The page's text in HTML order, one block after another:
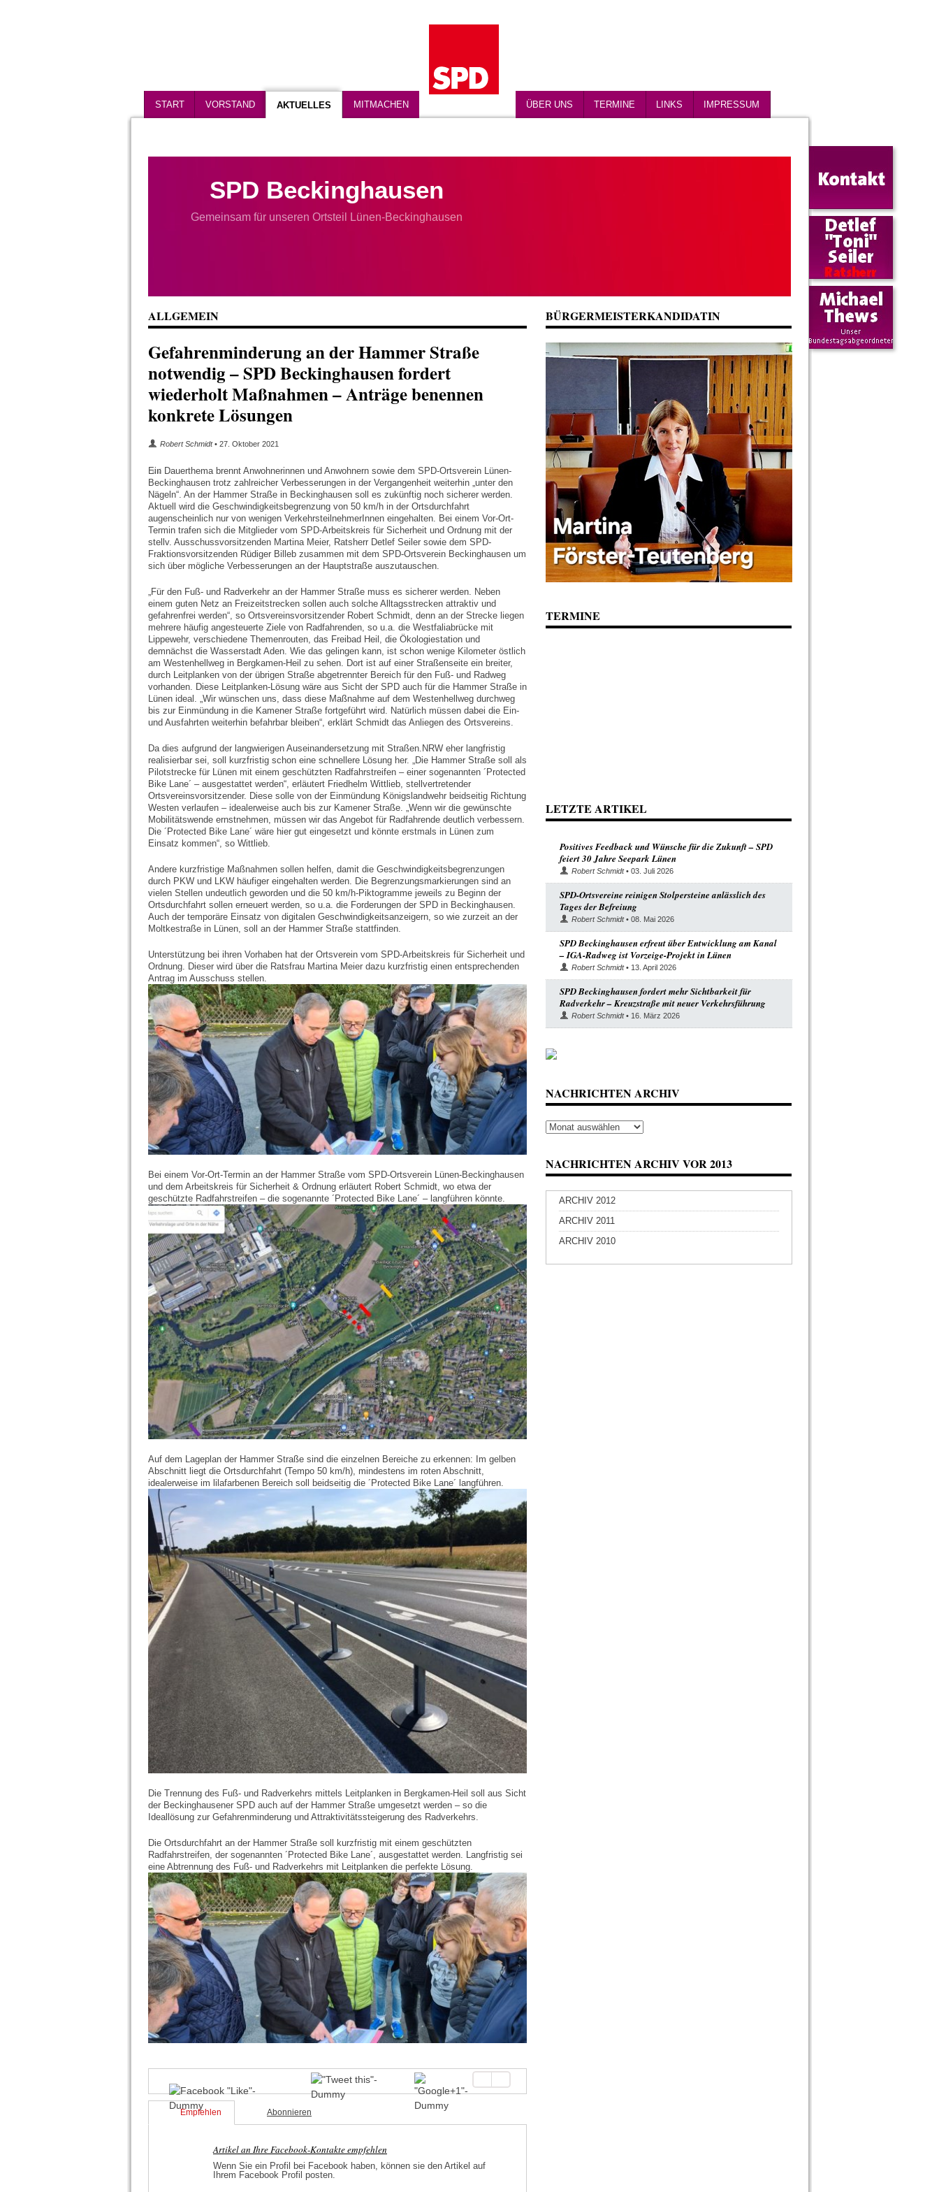
START VORSTAND AKTUELLES MITMACHEN IMPRESSUM
LINKS
TERMINE
ÜBER UNS
SPD Beckinghausen
Gemeinsam für unseren Ortsteil Lünen-Beckinghausen
ALLGEMEIN
Gefahrenminderung an der Hammer Straße
notwendig – SPD Beckinghausen fordert
wiederholt Maßnahmen – Anträge benennen
konkrete Lösungen
Robert Schmidt• 27. Oktober 2021
Ein Dauerthema brennt Anwohnerinnen und Anwohnern sowie dem SPD-Ortsverein Lünen-
Beckinghausen trotz zahlreicher Verbesserungen in der Vergangenheit weiterhin „unter den
Nägeln“. An der Hammer Straße in Beckinghausen soll es zukünftig noch sicherer werden.
Aktuell wird die Geschwindigkeitsbegrenzung von 50 km/h in der Ortsdurchfahrt
augenscheinlich nur von wenigen VerkehrsteilnehmerInnen eingehalten. Bei einem Vor-Ort-
Termin trafen sich die Mitglieder vom SPD-Arbeitskreis für Sicherheit und Ordnung mit der
stellv. Ausschussvorsitzenden Martina Meier, Ratsherr Detlef Seiler sowie dem SPD-
Fraktionsvorsitzenden Rüdiger Billeb zusammen mit dem SPD-Ortsverein Beckinghausen um
sich über mögliche Verbesserungen an der Hauptstraße auszutauschen.
„Für den Fuß- und Radverkehr an der Hammer Straße muss es sicherer werden. Neben
einem guten Netz an Freizeitstrecken sollen auch solche Alltagsstrecken attraktiv und
gefahrenfrei werden“, so Ortsvereinsvorsitzender Robert Schmidt, denn an der Strecke liegen
mehrere häufig angesteuerte Ziele von Radfahrenden, so u.a. die Westfaliabrücke mit
Lippewehr, verschiedene Themenrouten, das Freibad Heil, die Ökologiestation und
demnächst die Wasserstadt Aden. Wie das gelingen kann, ist schon wenige Kilometer östlich
am Westenhellweg in Bergkamen-Heil zu sehen. Dort ist auf einer Straßenseite ein breiter,
durch Leitplanken von der übrigen Straße abgetrennter Bereich für den Fuß- und Radweg
vorhanden. Diese Leitplanken-Lösung wäre aus Sicht der SPD auch für die Hammer Straße in
Lünen ideal. „Wir wünschen uns, dass diese Maßnahme auf dem Westenhellweg durchweg
bis zur Einmündung in die Kamener Straße fortgeführt wird. Natürlich müssen dabei die Ein-
und Ausfahrten weiterhin befahrbar bleiben“, erklärt Schmidt das Anliegen des Ortsvereins.
Da dies aufgrund der langwierigen Auseinandersetzung mit Straßen.NRW eher langfristig
realisierbar sei, soll kurzfristig schon eine schnellere Lösung her. „Die Hammer Straße soll als
Pilotstrecke für Lünen mit einem geschützten Radfahrstreifen – einer sogenannten ´Protected
Bike Lane´ – ausgestattet werden“, erläutert Friedhelm Wittlieb, stellvertretender
Ortsvereinsvorsitzender. Diese solle von der Einmündung Königslandwehr beidseitig Richtung
Westen verlaufen – idealerweise auch bis zur Kamener Straße. „Wenn wir die gewünschte
Mobilitätswende ernstnehmen, müssen wir das Angebot für Radfahrende deutlich verbessern.
Die ´Protected Bike Lane´ wäre hier gut eingesetzt und könnte erstmals in Lünen zum
Einsatz kommen“, so Wittlieb.
Andere kurzfristige Maßnahmen sollen helfen, damit die Geschwindigkeitsbegrenzungen
durch PKW und LKW häufiger eingehalten werden. Die Begrenzungsmarkierungen sind an
vielen Stellen undeutlich geworden und die 50 km/h-Piktogramme jeweils zu Beginn der
Ortsdurchfahrt sollen erneuert werden, so u.a. die Forderungen der SPD in Beckinghausen.
Auch der temporäre Einsatz von digitalen Geschwindigkeitsanzeigern, so wie zurzeit an der
Moltkestraße in Lünen, soll an der Hammer Straße stattfinden.
Unterstützung bei ihren Vorhaben hat der Ortsverein vom SPD-Arbeitskreis für Sicherheit und
Ordnung. Dieser wird über die Ratsfrau Martina Meier dazu kurzfristig einen entsprechenden
Antrag im Ausschuss stellen.
Bei einem Vor-Ort-Termin an der Hammer Straße vom SPD-Ortsverein Lünen-Beckinghausen
und dem Arbeitskreis für Sicherheit & Ordnung erläutert Robert Schmidt, wo etwa der
geschützte Radfahrstreifen – die sogenannte ´Protected Bike Lane´ – langführen könnte.
Auf dem Lageplan der Hammer Straße sind die einzelnen Bereiche zu erkennen: Im gelben
Abschnitt liegt die Ortsdurchfahrt (Tempo 50 km/h), mindestens im roten Abschnitt,
idealerweise im lilafarbenen Bereich soll beidseitig die ´Protected Bike Lane´ langführen.
Die Trennung des Fuß- und Radverkehrs mittels Leitplanken in Bergkamen-Heil soll aus Sicht
der Beckinghausener SPD auch auf der Hammer Straße umgesetzt werden – so die
Ideallösung zur Gefahrenminderung und Attraktivitätssteigerung des Radverkehrs.
Die Ortsdurchfahrt an der Hammer Straße soll kurzfristig mit einem geschützten
Radfahrstreifen, der sogenannten ´Protected Bike Lane´, ausgestattet werden. Langfristig sei
eine Abtrennung des Fuß- und Radverkehrs mit Leitplanken die perfekte Lösung.
Empfehlen Abonnieren
Artikel an Ihre Facebook-Kontakte empfehlen
Wenn Sie ein Profil bei Facebook haben, können sie den Artikel auf
Ihrem Facebook Profil posten.
BÜRGERMEISTERKANDIDATIN
TERMINE
LETZTE ARTIKEL
Positives Feedback und Wünsche für die Zukunft – SPD
feiert 30 Jahre Seepark Lünen
Robert Schmidt• 03. Juli 2026
SPD-Ortsvereine reinigen Stolpersteine anlässlich des
Tages der Befreiung
Robert Schmidt• 08. Mai 2026
SPD Beckinghausen erfreut über Entwicklung am Kanal
– IGA-Radweg ist Vorzeige-Projekt in Lünen
Robert Schmidt• 13. April 2026
SPD Beckinghausen fordert mehr Sichtbarkeit für
Radverkehr – Kreuzstraße mit neuer Verkehrsführung
Robert Schmidt• 16. März 2026
NACHRICHTEN ARCHIV
Nachrichten
NACHRICHTEN ARCHIV VOR 2013
ARCHIV 2012
ARCHIV 2011
ARCHIV 2010